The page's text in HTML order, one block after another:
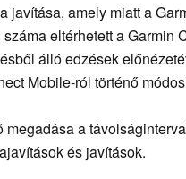
javítása, amely miatt a
eltérhetett a Garmin
álló edzések
Mobile-ról történő
megadása a
és javítások.